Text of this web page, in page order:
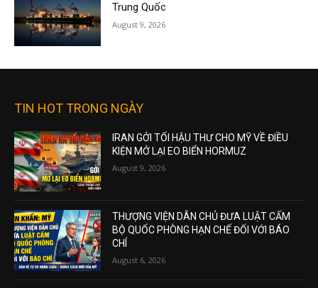
Trung Quốc
August 9, 2026
TIN HOT TRONG NGÀY
IRAN GỞI TỐI HẬU THƯ CHO MỸ VỀ ĐIỀU
KIỆN MỞ LẠI EO BIỂN HORMUZ
August 9, 2026
THƯỢNG VIỆN DÂN CHỦ ĐƯA LUẬT CẤM
BỘ QUỐC PHÒNG HẠN CHẾ ĐỐI VỚI BÁO
CHÍ
August 6, 2026